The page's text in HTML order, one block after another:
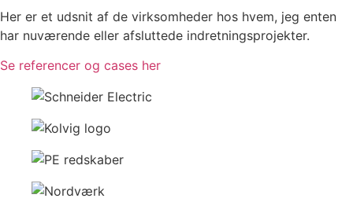
Her er et udsnit af de virksomheder hos hvem, jeg enten
har nuværende eller afsluttede indretningsprojekter.
Se referencer og cases her